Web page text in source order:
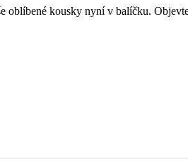
oblíbené kousky nyní v balíčku.